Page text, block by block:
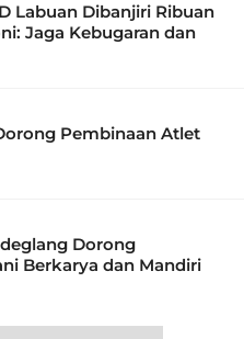
Labuan Dibanjiri Ribuan
Jaga Kebugaran dan
Pembinaan Atlet
Dorong
Berkarya dan Mandiri